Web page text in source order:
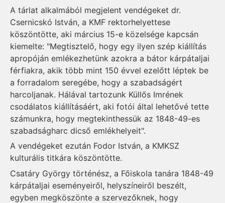
A tárlat alkalmából megjelent vendégeket dr.
Csernicskó István, a KMF rektorhelyettese
köszöntötte, aki március 15-e közelsége kapcsán
kiemelte: "Megtisztelő, hogy egy ilyen szép kiállítás
apropóján emlékezhetünk azokra a bátor kárpátaljai
férfiakra, akik több mint 150 évvel ezelőtt léptek be
a forradalom seregébe, hogy a szabadságért
harcoljanak. Hálával tartozunk Küllős Imrének
csodálatos kiállításáért, aki fotói által lehetővé tette
számunkra, hogy megtekinthessük az 1848-49-es
szabadságharc dicső emlékhelyeit".
A vendégeket ezután Fodor István, a KMKSZ
kulturális titkára köszöntötte.
Csatáry György történész, a Főiskola tanára 1848-49
kárpátaljai eseményeiről, helyszíneiről beszélt,
egyben megköszönte a szervezőknek, hogy